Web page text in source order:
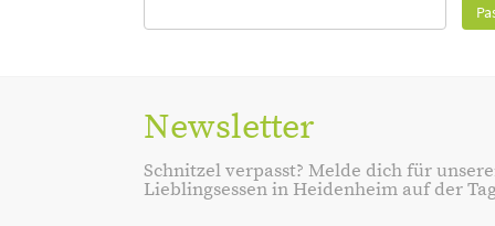
Newsletter
Schnitzel verpasst? Melde dich für
Lieblingsessen in Heidenheim auf der